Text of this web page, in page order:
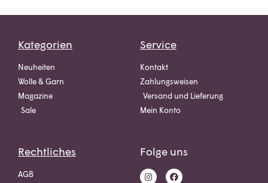
Kategorien
Neuheiten
Wolle & Garn
Magazine
Sale
Service
Kontakt
Zahlungsweisen
Versand und Lieferung
Mein Konto
Rechtliches
AGB
Folge uns